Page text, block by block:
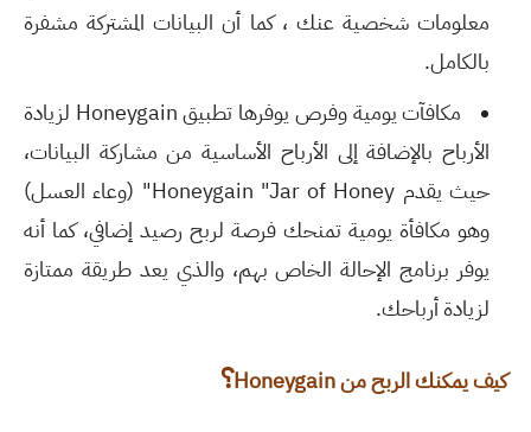
معلومات شخصية عنك ، كما أن البيانات المشتركة مشفرة
بالكامل.
مكافآت يومية وفرص يوفرها تطبيق Honeygain لزيادة
الأرباح بالإضافة إلى الأرباح الأساسية من مشاركة البيانات،
حيث يقدم Honeygain "Jar of Honey" (وعاء العسل)
وهو مكافأة يومية تمنحك فرصة لربح رصيد إضافي، كما أنه
يوفر برنامج الإحالة الخاص بهم، والذي يعد طريقة ممتازة
لزيادة أرباحك.
كيف يمكنك الربح منHoneygain؟